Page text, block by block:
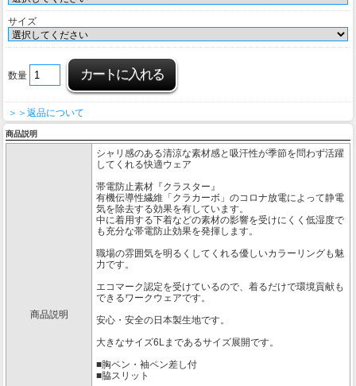
サイズ
数量
＞＞返品について
商品説明
商品説明
シャリ感のある清涼な素材感と吸汗性が季節を問わず活躍
してくれる快適ウェア
帯電防止素材『クラスター』
有機伝導性繊維「クラカーボ」のコロナ放電によって静電
気を除去する効果を有しています。
中に着用する下着などの素材の影響を受けにくく低湿度で
も充分な帯電防止効果を発揮します。
職場の雰囲気を明るくしてくれる優しいカラーリングも魅
力です。
エコマーク認定を受けているので、着るだけで環境貢献も
できるワークウェアです。
安心・安全の日本製生地です。
大きなサイズ6Lまであるサイズ展開です。
■胸ペン・袖ペン差し付
■脇スリット